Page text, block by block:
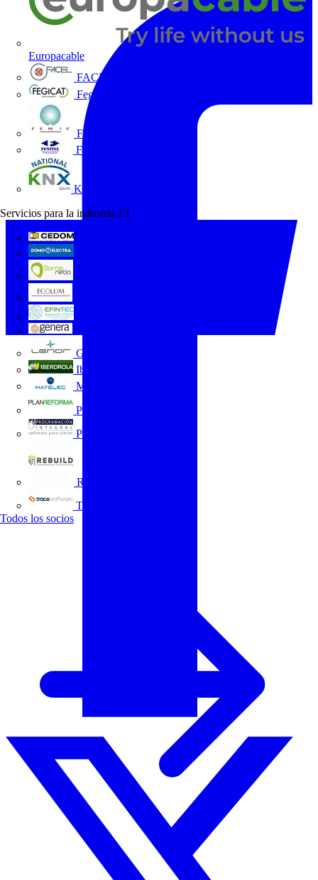
Europacable
FACEL
Fegicat
FENIE
FENITEL
KNX España
Servicios para la industria 13
Grupo Lenor
Iberdrola
MATELEC
Plan Reforma
Programación Integral
REBUILD
Trace Software
Todos los socios